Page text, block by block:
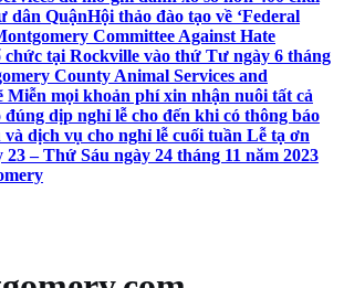
dân QuậnHội thảo đào tạo về ‘Federal
Committee Against Hate
chức tại Rockville vào thứ Tư ngày 6 tháng
County Animal Services and
Miễn mọi khoản phí xin nhận nuôi tất cả
đúng dịp nghỉ lễ cho đến khi có thông báo
dịch vụ cho nghỉ lễ cuối tuần Lễ tạ ơn
– Thứ Sáu ngày 24 tháng 11 năm 2023